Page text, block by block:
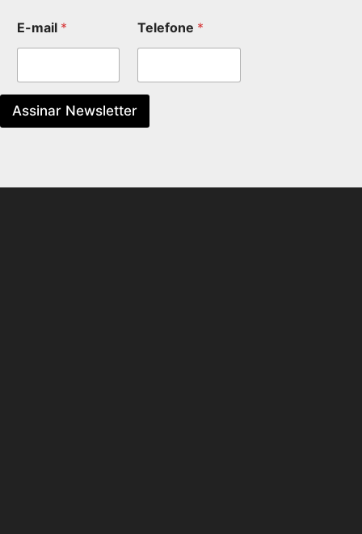
E-mail * Telefone *
Assinar Newsletter